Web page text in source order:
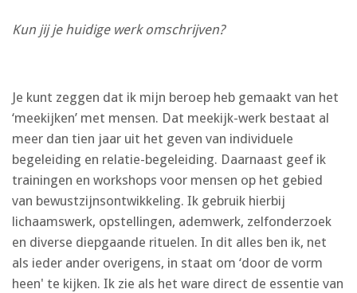
Kun jij je huidige werk omschrijven?
Je kunt zeggen dat ik mijn beroep heb gemaakt van het
‘meekijken’ met mensen. Dat meekijk-werk bestaat al
meer dan tien jaar uit het geven van individuele
begeleiding en relatie-begeleiding. Daarnaast geef ik
trainingen en workshops voor mensen op het gebied
van bewustzijnsontwikkeling. Ik gebruik hierbij
lichaamswerk, opstellingen, ademwerk, zelfonderzoek
en diverse diepgaande rituelen. In dit alles ben ik, net
als ieder ander overigens, in staat om ‘door de vorm
heen' te kijken. Ik zie als het ware direct de essentie van